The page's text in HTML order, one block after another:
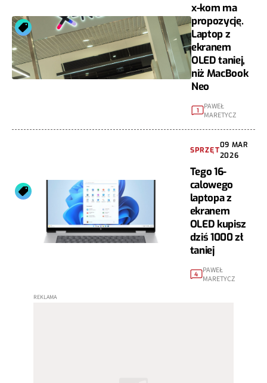
x-kom ma
propozycję.
Laptop z
ekranem
OLED taniej,
niż MacBook
Neo
1
PAWEŁ
MARETYCZ
SPRZĘT
09 MAR
2026
Tego 16-
calowego
laptopa z
ekranem
OLED kupisz
dziś 1000 zł
taniej
4
PAWEŁ
MARETYCZ